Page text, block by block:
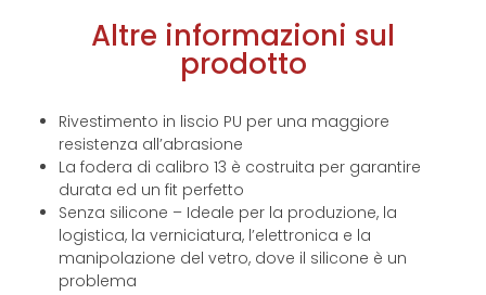
Altre informazioni sul
prodotto
Rivestimento in liscio PU per una maggiore
resistenza all’abrasione
La fodera di calibro 13 è costruita per garantire
durata ed un fit perfetto
Senza silicone – Ideale per la produzione, la
logistica, la verniciatura, l’elettronica e la
manipolazione del vetro, dove il silicone è un
problema